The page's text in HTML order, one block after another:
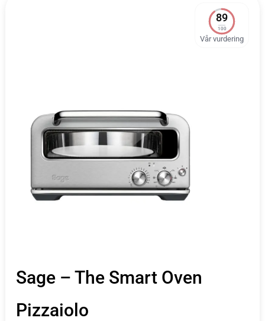
89
100
Vår vurdering
Sage – The Smart Oven
Pizzaiolo